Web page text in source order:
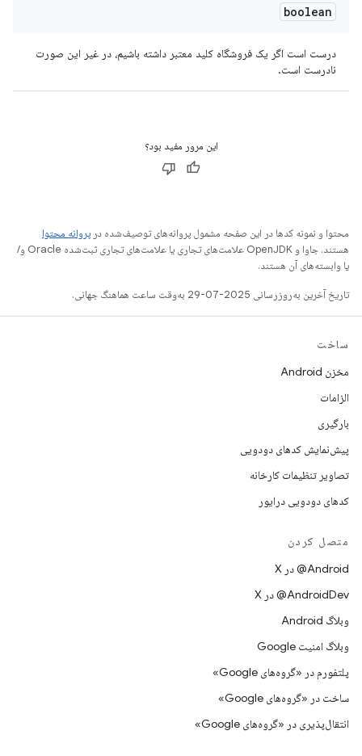
boolean
درست است اگر یک فروشگاه کلید معتبر داشته باشیم، در غیر این صورت
نادرست است.
این مرور مفید بود؟
محتوا و نمونه کدها در این صفحه مشمول پروانه‌های توصیف‌شده در پروانه محتوا
هستند. جاوا و OpenJDK علامت‌های تجاری یا علامت‌های تجاری ثبت‌شده Oracle و/
یا وابسته‌های آن هستند.
تاریخ آخرین به‌روزرسانی 2025-07-29 به‌وقت ساعت هماهنگ جهانی.
ساخت
مخزن Android
الزامات
بارگیری
پیش‌نمایش کدهای دودویی
تصاویر تنظیمات کارخانه
کدهای دودویی درایور
متصل کردن
‫‎@Android در X
‫‎@AndroidDev در X
وبلاگ Android
وبلاگ امنیت Google
پلتفورم در «گروه‌های Google»
ساخت در «گروه‌های Google»
انتقال‌پذیری در «گروه‌های Google»